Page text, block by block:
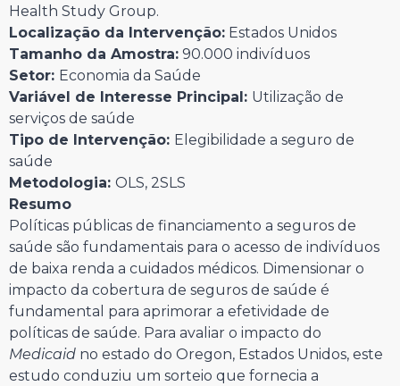
Health Study Group.
Localização da Intervenção: Estados Unidos
Tamanho da Amostra: 90.000 indivíduos
Setor: Economia da Saúde
Variável de Interesse Principal: Utilização de
serviços de saúde
Tipo de Intervenção: Elegibilidade a seguro de
saúde
Metodologia: OLS, 2SLS
Resumo
Políticas públicas de financiamento a seguros de
saúde são fundamentais para o acesso de indivíduos
de baixa renda a cuidados médicos. Dimensionar o
impacto da cobertura de seguros de saúde é
fundamental para aprimorar a efetividade de
políticas de saúde. Para avaliar o impacto do
Medicaid no estado do Oregon, Estados Unidos, este
estudo conduziu um sorteio que fornecia a